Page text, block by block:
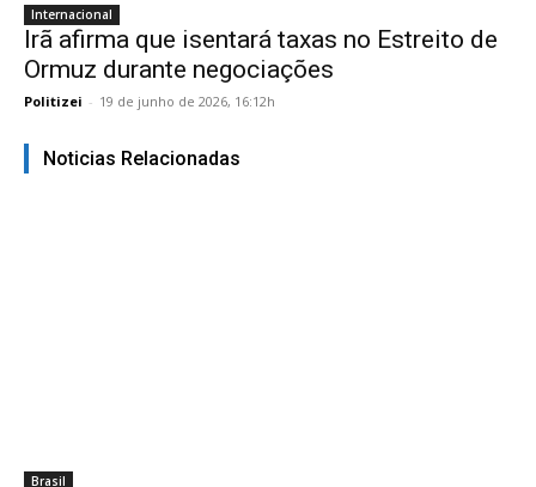
Internacional
Irã afirma que isentará taxas no Estreito de
Ormuz durante negociações
Politizei - 19 de junho de 2026, 16:12h
Noticias Relacionadas
Brasil